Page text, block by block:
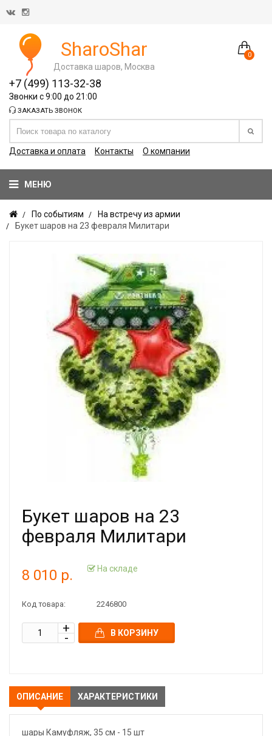
0
SharoShar
Доставка шаров, Москва
+7 (499) 113-32-38
Звонки с 9:00 до 21:00
ЗАКАЗАТЬ ЗВОНОК
Доставка и оплата Контакты О компании
МЕНЮ
По событиям
На встречу из армии
Букет шаров на 23 февраля Милитари
Букет шаров на 23
февраля Милитари
8 010 р. На складе
Код товара: 2246800
В КОРЗИНУ
ОПИСАНИЕ ХАРАКТЕРИСТИКИ
шары Камуфляж, 35 см - 15 шт